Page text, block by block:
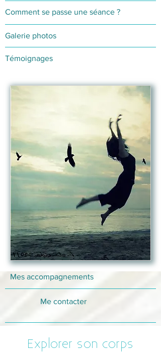
Comment se passe une séance ?
Galerie photos
Témoignages
Mes accompagnements
Me contacter
Explorer son corps